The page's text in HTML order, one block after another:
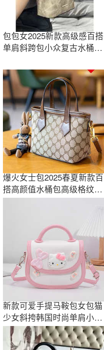
包包女2025新款高级感百搭
单肩斜跨包小众复古水桶包
爆火女士包2025春夏新款百
搭高颜值水桶包高级格纹单
肩手提斜跨包
新款可爱手提马鞍包女包猫
少女斜挎韩国时尚单肩小众
卡通包包包女